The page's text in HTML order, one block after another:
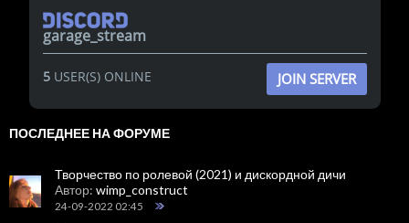
garage_stream
5USER(S) ONLINE JOIN SERVER
ПОСЛЕДНЕЕ НА ФОРУМЕ
Творчество по ролевой (2021) и дискордной дичи
Автор: wimp_construct
24-09-2022 02:45